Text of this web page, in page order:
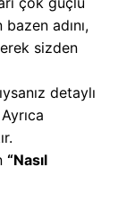
adını,
sizden
detaylı
“Nasıl